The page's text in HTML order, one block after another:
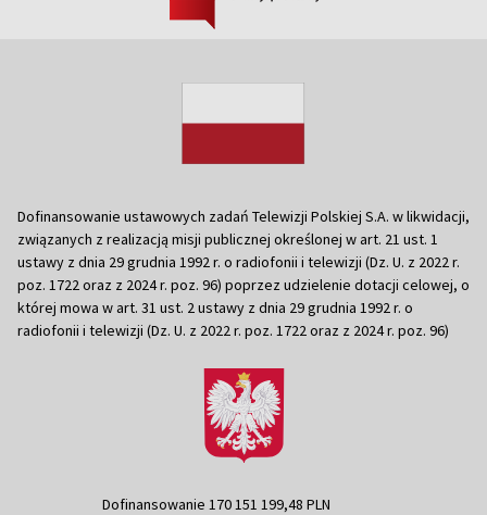
Dofinansowanie ustawowych zadań Telewizji Polskiej S.A. w likwidacji,
związanych z realizacją misji publicznej określonej w art. 21 ust. 1
ustawy z dnia 29 grudnia 1992 r. o radiofonii i telewizji (Dz. U. z 2022 r.
poz. 1722 oraz z 2024 r. poz. 96) poprzez udzielenie dotacji celowej, o
której mowa w art. 31 ust. 2 ustawy z dnia 29 grudnia 1992 r. o
radiofonii i telewizji (Dz. U. z 2022 r. poz. 1722 oraz z 2024 r. poz. 96)
Dofinansowanie 170 151 199,48 PLN